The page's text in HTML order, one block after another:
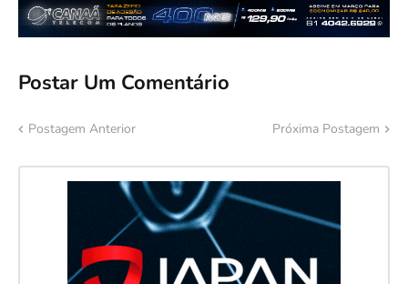
Postar Um Comentário
Postagem Anterior Próxima Postagem